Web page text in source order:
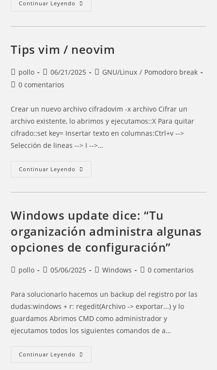
Continuar Leyendo Tips
Tips vim / neovim
Autor
de
pollo
Entrada
publicada:
06/21/2025
Categoría
GNU/Linux / Pomodoro break
Comentarios
la
entrada:
0 comentarios
Crear un nuevo archivo cifradovim -x archivo Cifrar un
archivo existente, lo abrimos y ejecutamos::X Para quitar
cifrado::set key= Insertar texto en columnas:Ctrl+v -->
Selección de lineas --> I -->…
Continuar Leyendo Tips
Windows update dice: “Tu
organización administra algunas
opciones de configuración”
Autor
la
entrada:
pollo
Entrada
05/06/2025
Categoría
entrada:
Windows
Comentarios
la
entrada:
0 comentarios
Para solucionarlo hacemos un backup del registro por las
dudas:windows + r: regedit(Archivo -> exportar...) y lo
guardamos Abrimos CMD como administrador y
ejecutamos todos los siguientes comandos de a…
Continuar Leyendo Windows